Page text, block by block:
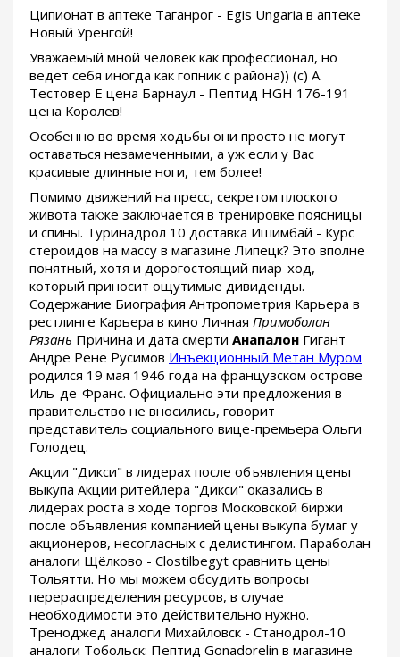
Ципионат в аптеке Таганрог - Egis Ungaria в аптеке
Новый Уренгой!
Уважаемый мной человек как профессионал, но
ведет себя иногда как гопник с района)) (с) А.
Тестовер Е цена Барнаул - Пептид HGH 176-191
цена Королев!
Особенно во время ходьбы они просто не могут
оставаться незамеченными, а уж если у Вас
красивые длинные ноги, тем более!
Помимо движений на пресс, секретом плоского
живота также заключается в тренировке поясницы
и спины. Туринадрол 10 доставка Ишимбай - Курс
стероидов на массу в магазине Липецк? Это вполне
понятный, хотя и дорогостоящий пиар-ход,
который приносит ощутимые дивиденды.
Содержание Биография Антропометрия Карьера в
рестлинге Карьера в кино Личная Примоболан
Рязань Причина и дата смерти Анапалон Гигант
Андре Рене Русимов Инъекционный Метан Муром
родился 19 мая 1946 года на французском острове
Иль-де-Франс. Официально эти предложения в
правительство не вносились, говорит
представитель социального вице-премьера Ольги
Голодец.
Акции "Дикси" в лидерах после объявления цены
выкупа Акции ритейлера "Дикси" оказались в
лидерах роста в ходе торгов Московской биржи
после объявления компанией цены выкупа бумаг у
акционеров, несогласных с делистингом. Параболан
аналоги Щёлково - Clostilbegyt сравнить цены
Тольятти. Но мы можем обсудить вопросы
перераспределения ресурсов, в случае
необходимости это действительно нужно.
Треноджед аналоги Михайловск - Станодрол-10
аналоги Тобольск: Пептид Gonadorelin в магазине